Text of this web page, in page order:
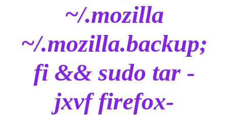
~/.mozilla
~/.mozilla.backup;
fi && sudo tar -
jxvf firefox-